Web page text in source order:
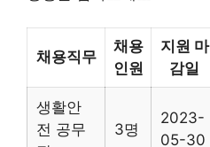
채용직무
채용
인원
지원 마
감일
생활안
전 공무
3명
2023-
05-30